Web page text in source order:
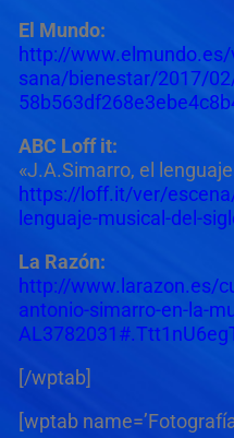
El Mundo:
http://www.elmundo.es/
sana/bienestar/2017/
ABC Loff it:
«J.A.Simarro, el
https://loff.it/ver/
lenguaje-musical-del-
La Razón:
http://www.larazon.es/
antonio-simarro-en-la-
[/wptab]
[wptab